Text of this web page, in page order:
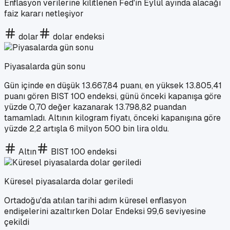
Enflasyon verilerine kilitlenen Fed'in Eylül ayında alacağı
faiz kararı netleşiyor
dolar dolar endeksi
Piyasalarda gün sonu
Gün içinde en düşük 13.667,84 puanı, en yüksek 13.805,41
puanı gören BIST 100 endeksi, günü önceki kapanışa göre
yüzde 0,70 değer kazanarak 13.798,82 puandan
tamamladı. Altının kilogram fiyatı, önceki kapanışına göre
yüzde 2,2 artışla 6 milyon 500 bin lira oldu.
Altın BIST 100 endeksi
Küresel piyasalarda dolar geriledi
Ortadoğu'da atılan tarihi adım küresel enflasyon
endişelerini azaltırken Dolar Endeksi 99,6 seviyesine
çekildi